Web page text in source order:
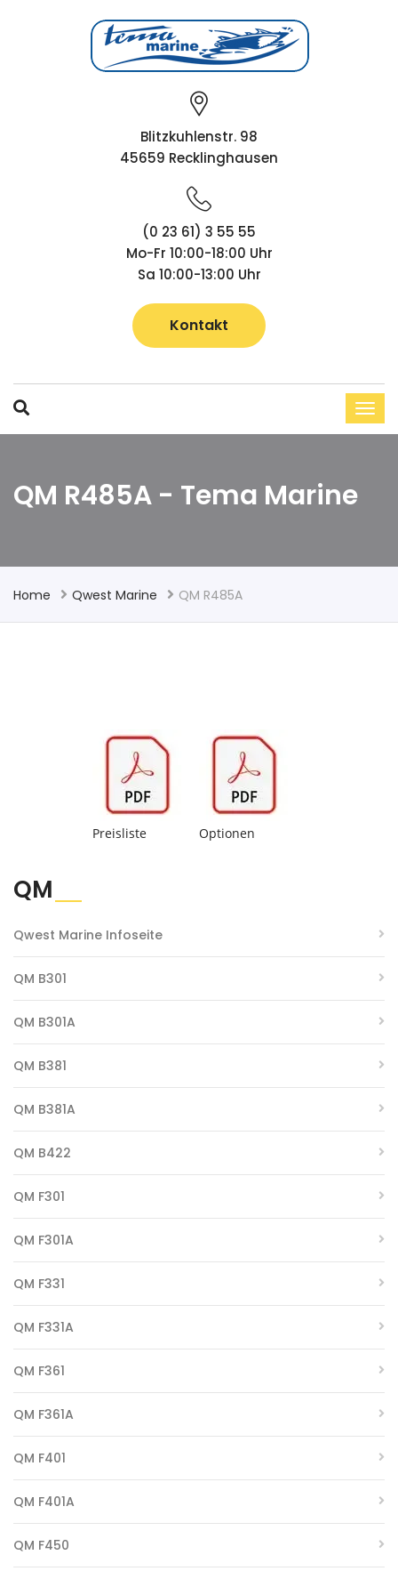
Blitzkuhlenstr. 98
45659 Recklinghausen
(0 23 61) 3 55 55
Mo-Fr 10:00-18:00 Uhr
Sa 10:00-13:00 Uhr
Kontakt
QM R485A - Tema Marine
Home Qwest Marine QM R485A
Preisliste Optionen
QM
Qwest Marine Infoseite
QM B301
QM B301A
QM B381
QM B381A
QM B422
QM F301
QM F301A
QM F331
QM F331A
QM F361
QM F361A
QM F401
QM F401A
QM F450